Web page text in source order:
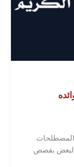
المصطلحات
البعض بقصص